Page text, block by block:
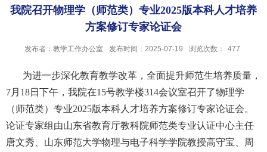
我院召开物理学（师范类）专业2025版本科人才培养
方案修订专家论证会
发布者：教学工作办公室 发布时间：2025-07-19 浏览次数： 477
为进一步深化教育教学改革，全面提升师范生培养质量，
7月18日下午，我院在15号教学楼314会议室召开了物理学
（师范类）专业2025版本科人才培养方案修订专家论证会。
论证专家组由山东省教育厅教科院师范类专业认证中心主任
唐文秀 、山东师范大学物理与电子科学学院教授高守宝、周